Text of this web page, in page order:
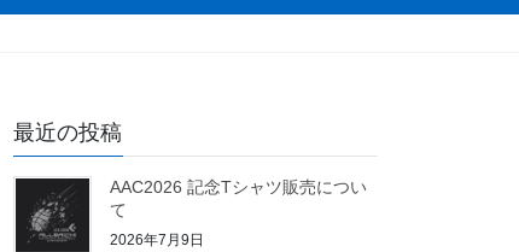
最近の投稿
AAC2026 記念Tシャツ販売につい
て
2026年7月9日